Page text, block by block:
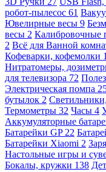
робот-пылесос 61
Ювелирные весы 9
весы 2 Калибровочные
2 Всё для Ванной
Кофеварки, кофемолки
Нитратомеры,
для телевизора 72
Электрическая помпа
бутылок 2
Термометры 32 Часы 4
Аккумуляторные
Батарейки GP 22
Батарейки Xiaomi 2
Настольные игры и
Бокалы, кружки 138